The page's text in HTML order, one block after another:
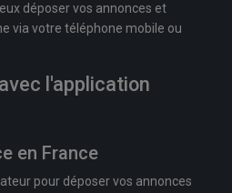
déposer vos annonces et
via votre téléphone mobile ou
l'application
en France
pour déposer vos annonces